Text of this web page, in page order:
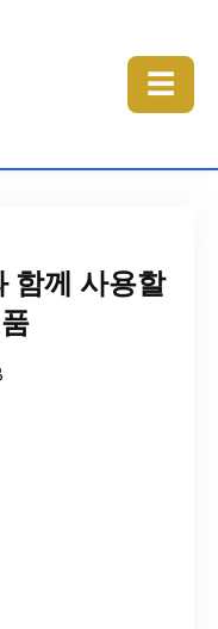
☰
함께 사용할